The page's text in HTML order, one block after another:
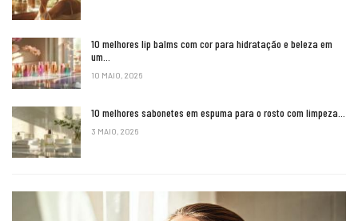
10 melhores lip balms com cor para hidratação e beleza em
um…
10 MAIO, 2026
10 melhores sabonetes em espuma para o rosto com limpeza…
3 MAIO, 2026